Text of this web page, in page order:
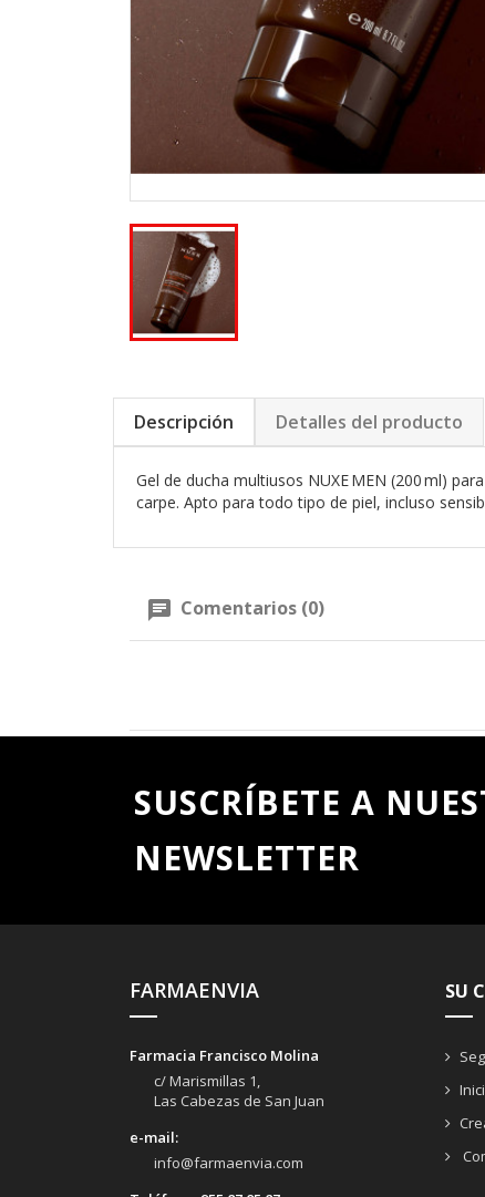
Descripción Detalles del producto
Gel de ducha multiusos NUXE MEN (200 ml)
carpe. Apto para todo tipo de piel, incluso
Comentarios (0)
SUSCRÍBETE A
NEWSLETTER
FARMAENVIA
Farmacia Francisco Molina
c/ Marismillas 1,
Las Cabezas de San Juan
e-mail:
info@farmaenvia.com
SU